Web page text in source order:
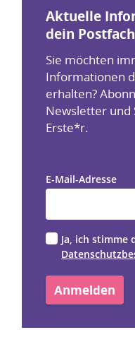
Aktuelle
dein Postfach
Sie möchten
Informationen
erhalten?
Newsletter und
Erste*r.
E-Mail-Adresse
Ja, ich stimme
Anmelden